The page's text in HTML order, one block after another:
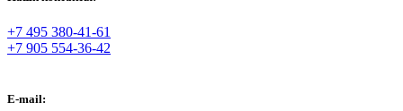
+7 495 380-41-61
+7 905 554-36-42
E-mail: